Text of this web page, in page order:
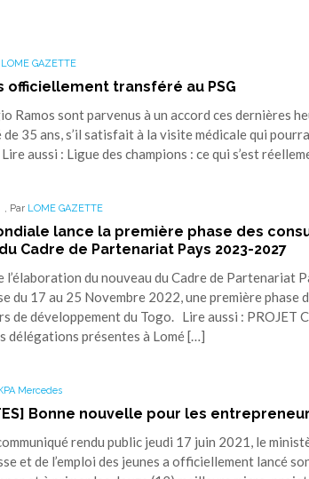
LOME GAZETTE
officiellement transféré au PSG
Ramos sont parvenus à un accord ces dernières
de 35 ans, s’il satisfait à la visite médicale qui
aussi : Ligue des champions : ce qui s’est
, Par LOME GAZETTE
lance la première phase des
Cadre de Partenariat Pays 2023-2027
l’élaboration du nouveau du Cadre de Partenariat
du 17 au 25 Novembre 2022, une première phase
de développement du Togo. Lire aussi : PROJET
délégations présentes à Lomé […]
Mercedes
Bonne nouvelle pour les
rendu public jeudi 17 juin 2021, le
et de l’emploi des jeunes a officiellement lancé